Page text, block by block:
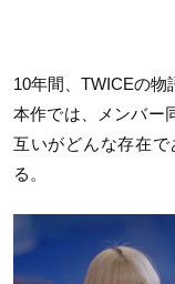
10年間、TWICEの物
本作では、メンバー
互いがどんな存在
る。